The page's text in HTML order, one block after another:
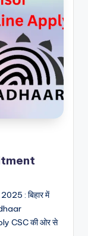
: बिहार में
CSC की ओर से